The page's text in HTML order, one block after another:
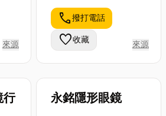
家中的需求來
選擇紗窗類型
與材質吧！
紗窗種類有
簽證服務，甚
至延伸到家族
企業傳承規劃
與高資產客戶
的財富管...
來源
call撥打電話
favorite收藏 來源
行 永銘隱形眼鏡